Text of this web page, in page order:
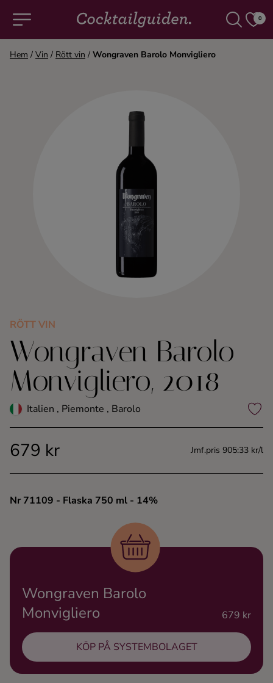
0
Alla cocktails & drinkar
Konjak
Likör
Rom
Tequila
Hem / Vin / Rött vin / Wongraven Barolo Monvigliero
RÖTT VIN
Wongraven Barolo
Monvigliero, 2018
Italien , Piemonte , Barolo
679 kr Jmf.pris 905:33 kr/l
Nr 71109 - Flaska 750 ml - 14%
Wongraven Barolo
Monvigliero
679 kr
KÖP PÅ SYSTEMBOLAGET